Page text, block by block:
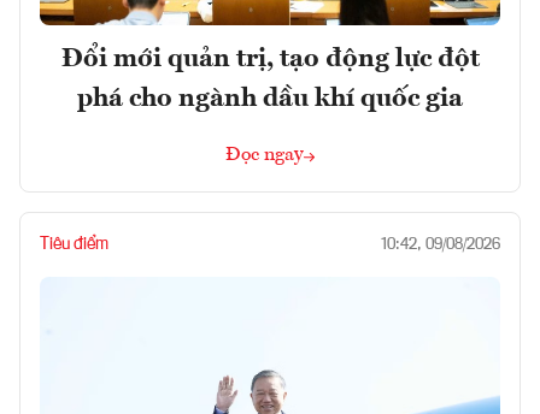
Đổi mới quản trị, tạo động lực đột
phá cho ngành dầu khí quốc gia
Đọc ngay
Tiêu điểm 10:42, 09/08/2026